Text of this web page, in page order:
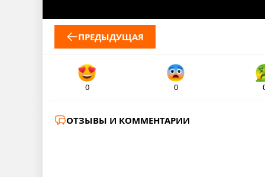
ПРЕДЫДУЩАЯ
0 0
ОТЗЫВЫ И КОММЕНТАРИИ